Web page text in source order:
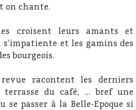
on chante.
croisent leurs amants et
et les gamins des
bourgeois.
racontent les derniers
du café, … bref une
passer à la Belle-Epoque si